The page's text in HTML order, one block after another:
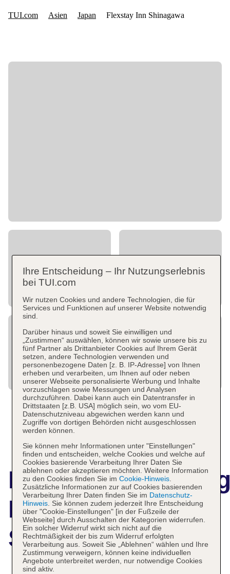
Flexstay Inn
Shinagawa
Ihre Entscheidung – Ihr Nutzungserlebnis
bei TUI.com
Wir nutzen Cookies und andere Technologien, die für
Services und Funktionen auf unserer Website notwendig
sind.
Darüber hinaus und soweit Sie einwilligen und
„Zustimmen“ auswählen, können wir sowie unsere bis zu
fünf Partner als Drittanbieter Cookies auf Ihrem Gerät
setzen, andere Technologien verwenden und
personenbezogene Daten [z. B. IP-Adresse] von Ihnen
erheben und verarbeiten, um Ihnen auf oder neben
unserer Webseite personalisierte Werbung und Inhalte
vorzuschlagen sowie Messungen und Analysen
durchzuführen. Dabei kann auch ein Datentransfer in
Drittstaaten [z.B. USA] möglich sein, wo vom EU-
Datenschutzniveau abgewichen werden kann und
Zugriffe von dortigen Behörden nicht ausgeschlossen
werden können.
Sie können mehr Informationen unter "Einstellungen"
finden und entscheiden, welche Cookies und welche auf
Cookies basierende Verarbeitung Ihrer Daten Sie
ablehnen oder akzeptieren möchten. Weitere Information
zu den Cookies finden Sie im Cookie-Hinweis.
Zusätzliche Informationen zur auf Cookies basierenden
Verarbeitung Ihrer Daten finden Sie im Datenschutz-
Hinweis. Sie können zudem jederzeit Ihre Entscheidung
über "Cookie-Einstellungen" [in der Fußzeile der
Webseite] durch Ausschalten der Kategorien widerrufen.
Ein solcher Widerruf wirkt sich nicht auf die
Rechtmäßigkeit der bis zum Widerruf erfolgten
Verarbeitung aus. Soweit Sie „Ablehnen“ wählen und Ihre
Zustimmung verweigern, können keine individuellen
Angebote unterbreitet werden, nur notwendige Cookies
sind aktiv.